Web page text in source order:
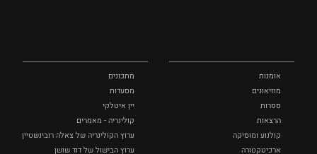
אומנות
מוזיאונים
ספרות
הרצאות
קולנוע ומוסיקה
ארכיטקטורה
מתכונים
מסעדות
יין איטלקי
קולינריה - מאמרים
ערוץ הקולינריה של צאלה רובינשטיין
ערוץ הבישול של דוד שושן